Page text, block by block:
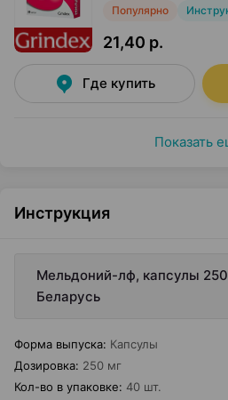
Популярно
21,40 р.
Где купить
Показать
Инструкция
Мельдоний-лф, капсулы
Беларусь
Форма выпуска: Капсулы
Дозировка: 250 мг
Кол-во в упаковке: 40 шт.